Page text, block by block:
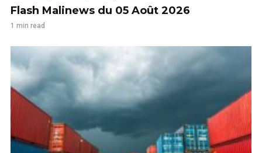
Flash Malinews du 05 Août 2026
1 min read